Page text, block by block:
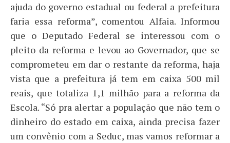
ajuda do governo estadual ou federal a prefeitura
faria essa reforma”, comentou Alfaia. Informou
que o Deputado Federal se interessou com o
pleito da reforma e levou ao Governador, que se
comprometeu em dar o restante da reforma, haja
vista que a prefeitura já tem em caixa 500 mil
reais, que totaliza 1,1 milhão para a reforma da
Escola. “Só pra alertar a população que não tem o
dinheiro do estado em caixa, ainda precisa fazer
um convênio com a Seduc, mas vamos reformar a